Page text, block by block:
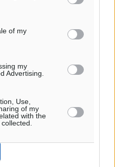
of my
my
Advertising.
Use,
of my
with the
– Τιμητική